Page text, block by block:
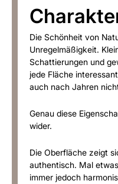
Die Schönheit von
Unregelmäßigkeit.
Schattierungen und
jede Fläche
auch nach Jahren
Genau diese
wider.
Die Oberfläche zeigt
authentisch. Mal
immer jedoch